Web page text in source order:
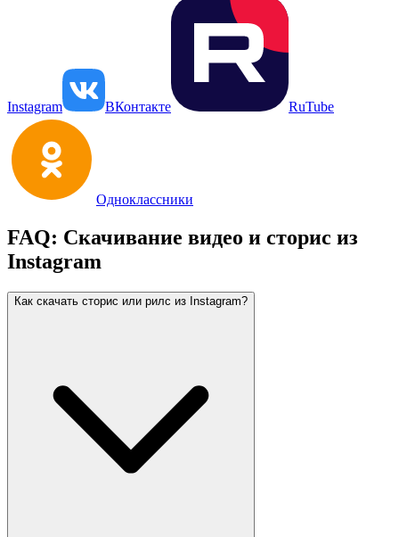
Instagram ВКонтакте RuTube
Одноклассники
FAQ: Скачивание видео и сторис из
Instagram
Как скачать сторис или рилс из Instagram?